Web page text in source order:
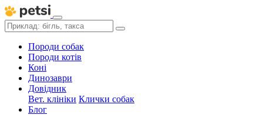
Породи собак
Породи котів
Коні
Динозаври
Довідник
Вет. клініки Клички собак
Блог